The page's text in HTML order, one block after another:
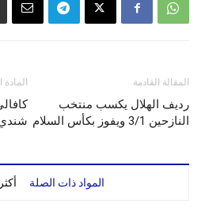
المادة المقالة القادمة
رديف الهلال يكسب منتخب
النازحين 3/1 ويفوز بكأس السلام
المواد ذات الصلة